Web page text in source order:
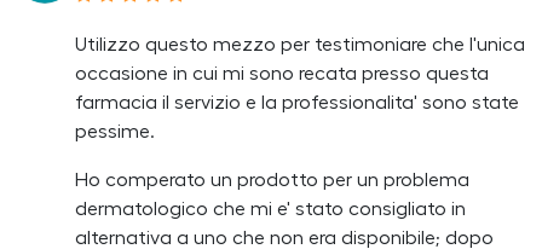
Utilizzo questo mezzo per testimoniare che l'unica
occasione in cui mi sono recata presso questa
farmacia il servizio e la professionalita' sono state
pessime.
Ho comperato un prodotto per un problema
dermatologico che mi e' stato consigliato in
alternativa a uno che non era disponibile; dopo